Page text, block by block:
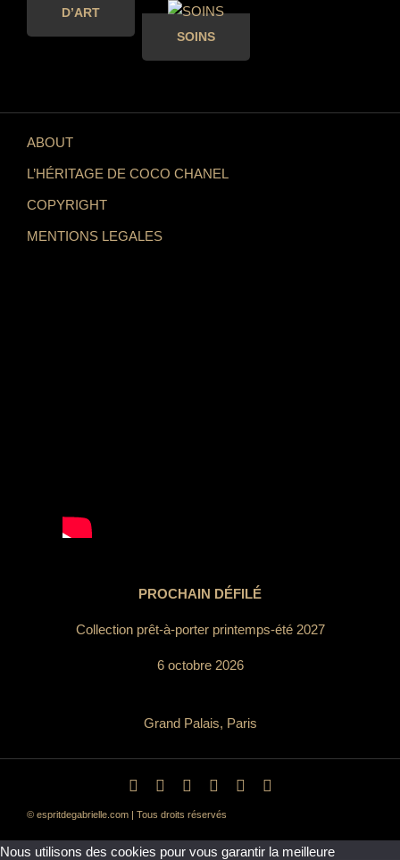
D’ART
SOINS
ABOUT
L’HÉRITAGE DE COCO CHANEL
COPYRIGHT
MENTIONS LEGALES
PROCHAIN DÉFILÉ
Collection prêt-à-porter printemps-été 2027
6 octobre 2026
Grand Palais, Paris
© espritdegabrielle.com | Tous droits réservés
Nous utilisons des cookies pour vous garantir la meilleure